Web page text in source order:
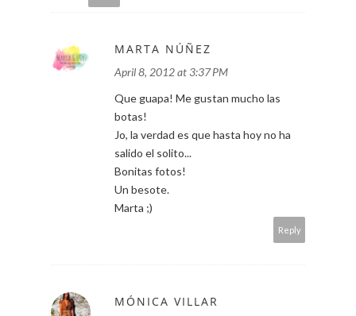
MARTA NÚÑEZ
April 8, 2012 at 3:37 PM
Que guapa! Me gustan mucho las
botas!
Jo, la verdad es que hasta hoy no ha
salido el solito...
Bonitas fotos!
Un besote.
Marta ;)
Reply
MÓNICA VILLAR